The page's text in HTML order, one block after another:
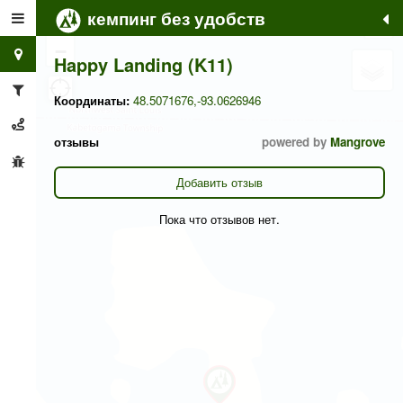
кемпинг без удобств
Happy Landing (K11)
Координаты: 48.5071676,-93.0626946
отзывы powered by Mangrove
Добавить отзыв
Пока что отзывов нет.
+